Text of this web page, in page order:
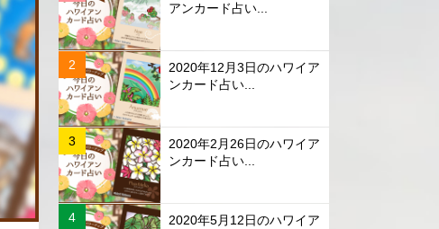
アンカード占い...
2020年12月3日のハワイア
ンカード占い...
2020年2月26日のハワイア
ンカード占い...
2020年5月12日のハワイア